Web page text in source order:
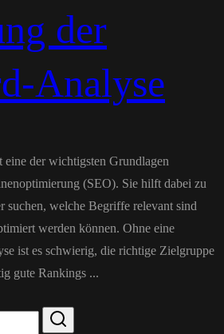
der
Analyse
der wichtigsten Grundlagen
(SEO). Sie hilft dabei zu
suchen, welche Begriffe relevant sind
werden können. Ohne eine
ist es schwierig, die richtige Zielgruppe
gute Rankings ...